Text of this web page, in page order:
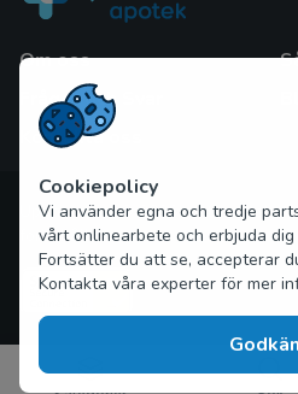
Om oss
Frågor och Svar
Kontakta oss
Upphovsrätt © 2026 nytt-
förbehållna
Cookiepolicy
Vi använder egna och tredje
vårt onlinearbete och erbjuda
Fortsätter du att se, accepterar
Kontakta våra experter för mer